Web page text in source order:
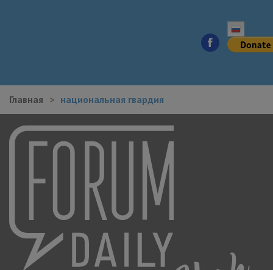
НОВОСТИ ГОРОДА
КУДА ПОЙТИ В ГОРОДЕ
ЖИЛЬЕ
ОБРАЗОВАНИЕ
Главная национальная гвардия